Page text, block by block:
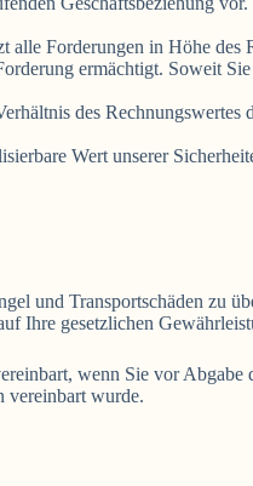
Forderungen in Höhe des
ermächtigt. Soweit
des Rechnungswertes
Wert unserer
und Transportschäden zu
Ihre gesetzlichen
wenn Sie vor Abgabe
vereinbart wurde.